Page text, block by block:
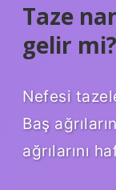
Taze
gelir mi?
Nefesi
Baş
ağrılarını